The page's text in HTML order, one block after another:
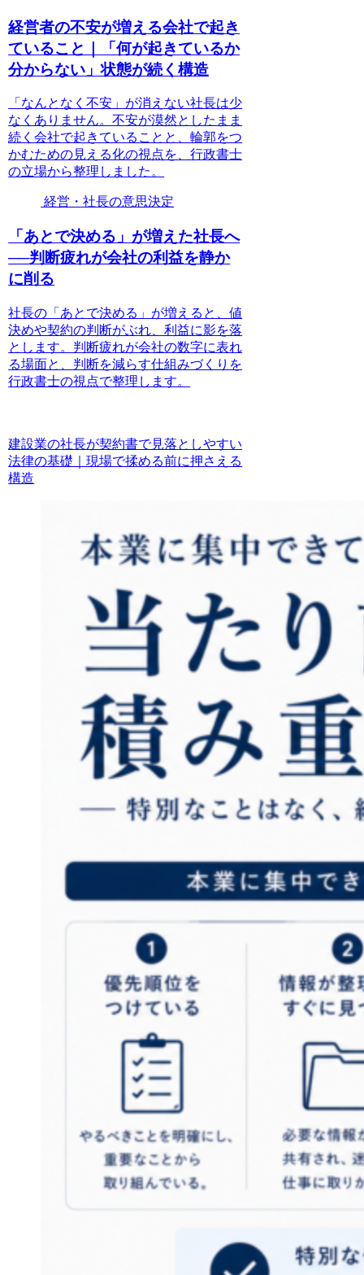
経営者の不安が増える会社で起き
ていること｜「何が起きているか
分からない」状態が続く構造
「なんとなく不安」が消えない社長は少
なくありません。不安が漠然としたまま
続く会社で起きていることと、輪郭をつ
かむための見える化の視点を、行政書士
の立場から整理しました。
経営・社長の意思決定
「あとで決める」が増えた社長へ
──判断疲れが会社の利益を静か
に削る
社長の「あとで決める」が増えると、値
決めや契約の判断がぶれ、利益に影を落
とします。判断疲れが会社の数字に表れ
る場面と、判断を減らす仕組みづくりを
行政書士の視点で整理します。
建設業の社長が契約書で見落としやすい
法律の基礎｜現場で揉める前に押さえる
構造